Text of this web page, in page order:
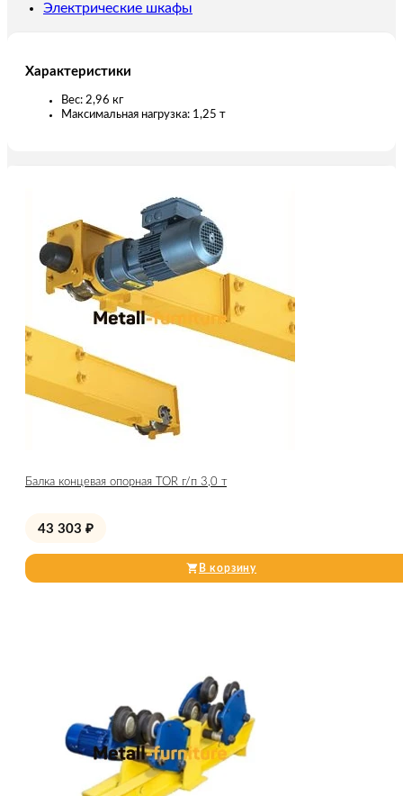
Электрические шкафы
Характеристики
Вес: 2,96 кг
Максимальная нагрузка: 1,25 т
Балка концевая опорная TOR г/п 3,0 т
43 303 ₽
В корзину